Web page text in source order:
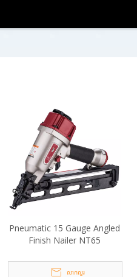
Pneumatic 15 Gauge Angled
Finish Nailer NT65
សាកសួរ